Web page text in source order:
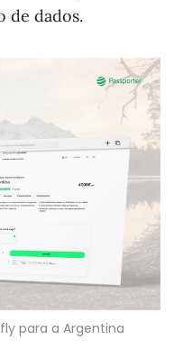
de dados.
para a Argentina